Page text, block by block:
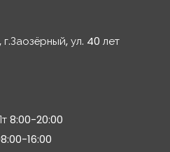
ул. 40 лет
8:00-20:00
16:00